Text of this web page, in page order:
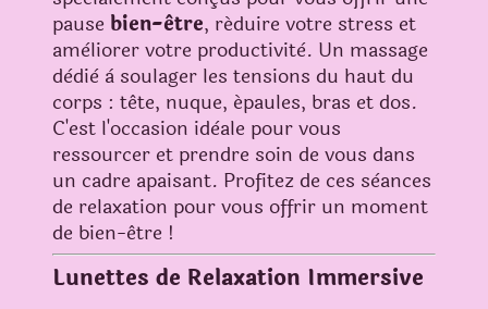
pause bien-être, réduire votre stress et
amèliorer votre productivitè. Un massage
dèdiè à soulager les tensions du haut du
corps : tête, nuque, épaules, bras et dos.
C'est l'occasion idèale pour vous
ressourcer et prendre soin de vous dans
un cadre apaisant. Profitez de ces sèances
de relaxation pour vous offrir un moment
de bien-être !
Lunettes de Relaxation Immersive